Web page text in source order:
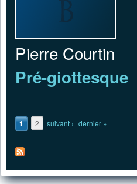
Pierre Courtin
Pré-giottesque
Pages
1 2 suivant › dernier »